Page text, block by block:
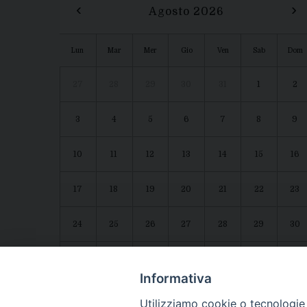
‹ Agosto 2026 ›
Lun Mar Mer Gio Ven Sab Dom
2
3 4 5 6 7 8 9
10 12 13 14 15 16
17 18 19 20 21 22 23
24 25 26 27 28 29 30
Agenda diocesanaInformativa
Utilizziamo cookie o